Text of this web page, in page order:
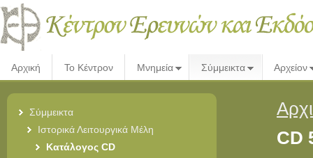
Αρχική Το Κέντρον Μνημεία Σύμμεικτα Αρχείον
Σύμμεικτα
Ιστορικά Λειτουργικά Μέλη
Κατάλογος CD
CD